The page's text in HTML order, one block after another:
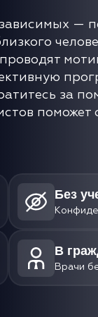
—
за
поможет
Без
В
Врачи